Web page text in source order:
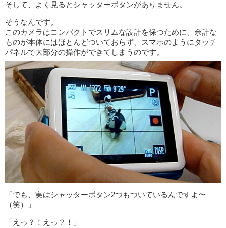
そして、よく見るとシャッターボタンがありません。
そうなんです。
このカメラはコンパクトでスリムな設計を保つために、余計な
ものが本体にはほとんどついておらず、スマホのようにタッチ
パネルで大部分の操作ができてしまうのです。
「でも、実はシャッターボタン2つもついているんですよ〜
（笑）」
「えっ？！えっ？！」